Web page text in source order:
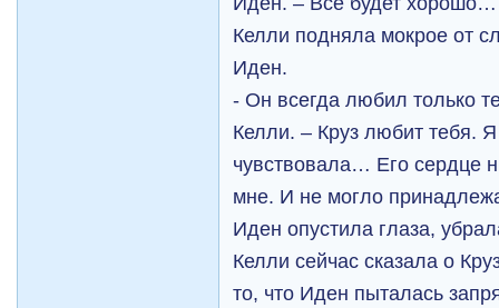
Келли подняла мокрое от
Иден.
- Он всегда любил только
Келли. – Круз любит тебя.
чувствовала… Его сердце
мне. И не могло
Иден опустила глаза,
Келли сейчас сказала о
то, что Иден пыталась